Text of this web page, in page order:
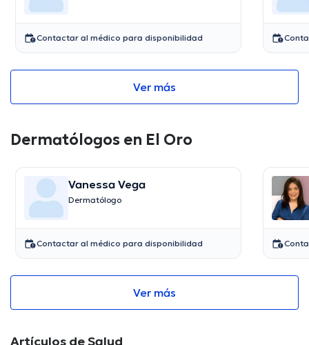
Contactar al médico para disponibilidad
Ver más
Dermatólogos en El Oro
Vanessa Vega
Dermatólogo
Contactar al médico para disponibilidad
Ver más
Artículos de Salud